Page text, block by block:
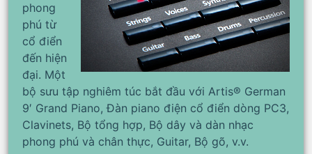
phong
phú từ
cổ điển
đến hiện
đại. Một
bộ sưu tập nghiêm túc bắt đầu với Artis® German
9′ Grand Piano, Đàn piano điện cổ điển dòng PC3,
Clavinets, Bộ tổng hợp, Bộ dây và dàn nhạc
phong phú và chân thực, Guitar, Bộ gõ, v.v.